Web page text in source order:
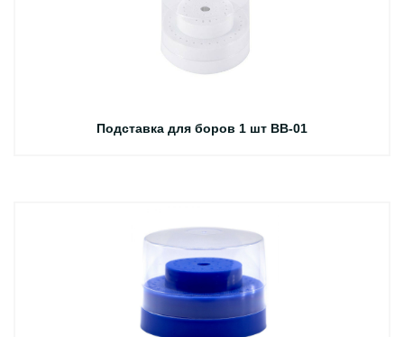
Подставка для боров 1 шт BB-01